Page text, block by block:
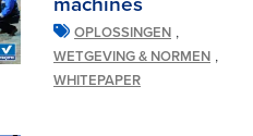
OPLOSSINGEN ,
WETGEVING & NORMEN ,
WHITEPAPER